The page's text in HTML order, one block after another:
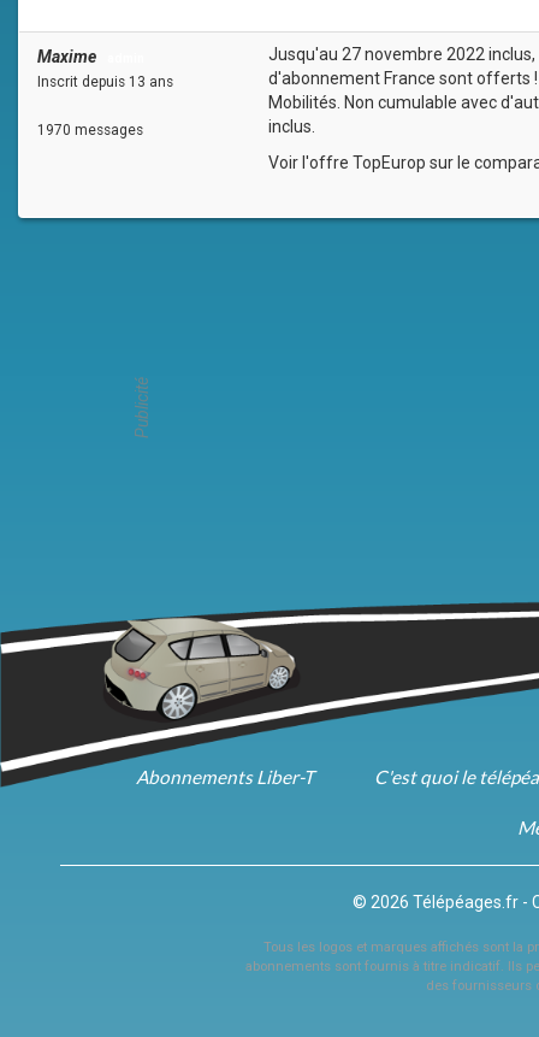
Maxime
Inscrit depuis 13 ans
1970 messages
Jusqu'au 27 novembre 2022
d'abonnement France sont offerts !
Mobilités. Non cumulable avec
inclus.
Voir l'offre TopEurop sur le
Publicité
Abonnements Liber-T C'est quoi le
© 2026 Télépéages.fr -
Tous les logos et marques affichés sont la
abonnements sont fournis à titre indicatif. Ils
des fournisseurs